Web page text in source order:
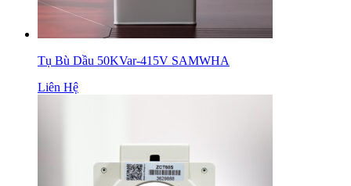
Tụ Bù Dầu 50KVar-415V SAMWHA
Liên Hệ